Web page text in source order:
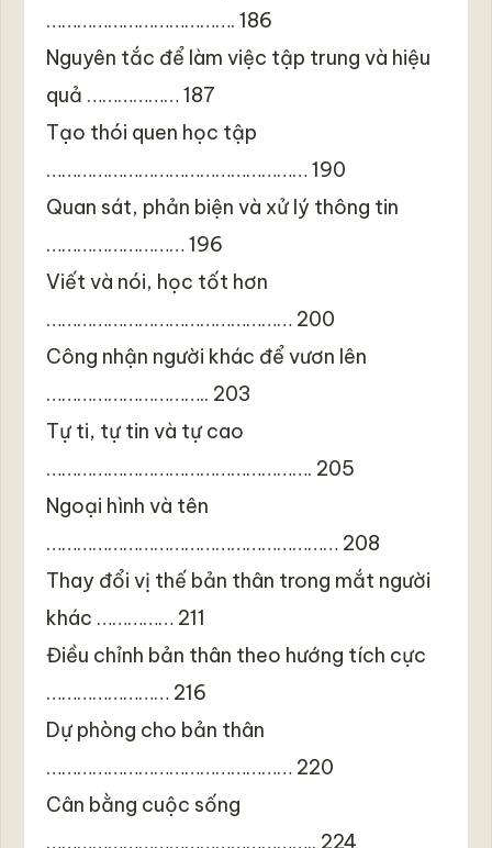
………………………………. 186
Nguyên tắc để làm việc tập trung và hiệu
quả ……………… 187
Tạo thói quen học tập
…………………………………………… 190
Quan sát, phản biện và xử lý thông tin
……………………… 196
Viết và nói, học tốt hơn
………………………………………… 200
Công nhận người khác để vươn lên
………………………….. 203
Tự ti, tự tin và tự cao
……………………………………………. 205
Ngoại hình và tên
………………………………………………… 208
Thay đổi vị thế bản thân trong mắt người
khác …………… 211
Điều chỉnh bản thân theo hướng tích cực
…………………… 216
Dự phòng cho bản thân
………………………………………… 220
Cân bằng cuộc sống
…………………………………………….. 224